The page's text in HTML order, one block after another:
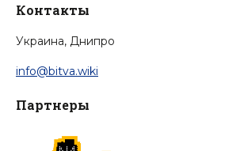
Контакты
Украина, Днипро
info@bitva.wiki
Партнеры